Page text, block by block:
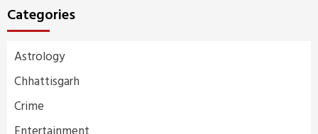
Categories
Astrology
Chhattisgarh
Crime